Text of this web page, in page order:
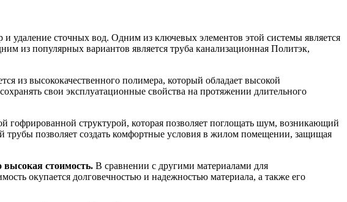
удаление сточных вод. Одним из ключевых элементов этой системы является
из популярных вариантов является труба канализационная Политэк,
из высококачественного полимера, который обладает высокой
свои эксплуатационные свойства на протяжении длительного
гофрированной структурой, которая позволяет поглощать шум, возникающий
трубы позволяет создать комфортные условия в жилом помещении, защищая
высокая стоимость. В сравнении с другими материалами для
окупается долговечностью и надежностью материала, а также его